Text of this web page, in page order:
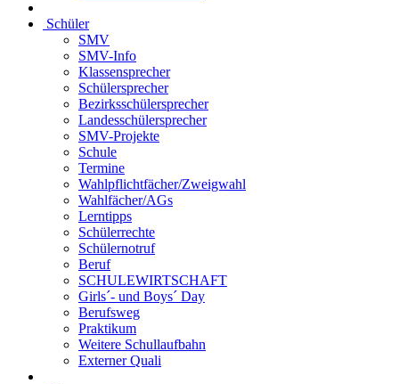
Schüler
SMV
SMV-Info
Klassensprecher
Schülersprecher
Bezirksschülersprecher
Landesschülersprecher
SMV-Projekte
Schule
Termine
Wahlpflichtfächer/Zweigwahl
Wahlfächer/AGs
Lerntipps
Schülerrechte
Schülernotruf
Beruf
SCHULEWIRTSCHAFT
Girls´- und Boys´ Day
Berufsweg
Praktikum
Weitere Schullaufbahn
Externer Quali